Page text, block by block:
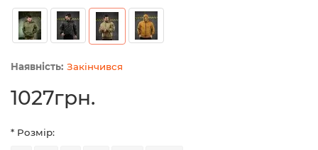
Закінчився
1027грн.
* Розмір: